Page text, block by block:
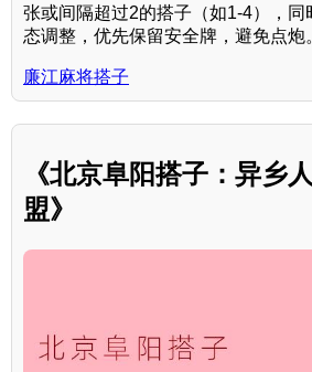
张或间隔超过2的搭子（如1-4），同
态调整，优先保留安全牌，避免点炮
廉江麻将搭子
《北京阜阳搭子：异乡
盟》